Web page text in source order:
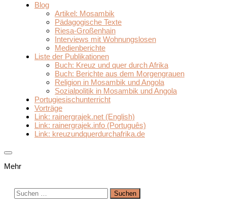
Blog
Artikel: Mosambik
Pädagogische Texte
Riesa-Großenhain
Interviews mit Wohnungslosen
Medienberichte
Liste der Publikationen
Buch: Kreuz und quer durch Afrika
Buch: Berichte aus dem Morgengrauen
Religion in Mosambik und Angola
Sozialpolitik in Mosambik und Angola
Portugiesischunterricht
Vorträge
Link: rainergrajek.net (English)
Link: rainergrajek.info (Português)
Link: kreuzundquerdurchafrika.de
Mehr
Suchen
nach: